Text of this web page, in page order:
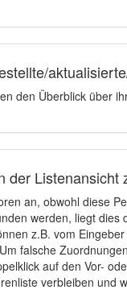
den Überblick über
an, obwohl diese
werden, liegt
z.B. vom
falsche
auf den Vor-
verbleiben und